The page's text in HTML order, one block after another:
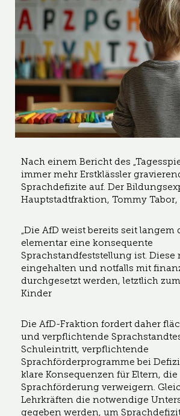
Nach einem Bericht des
immer mehr Erstklässler
Sprachdefizite auf. Der
Hauptstadtfraktion, Tommy Tabor,
„Die AfD weist bereits seit
elementar eine konsequente
Sprachstandfeststellung ist. Diese
eingehalten und notfalls mit
durchgesetzt werden, letztlich
Kinder
Die AfD-Fraktion fordert daher
und verpflichtende
Schuleintritt, verpflichtende
Sprachförderprogramme bei
klare Konsequenzen für Eltern, die
Sprachförderung verweigern.
Lehrkräften die notwendige
gegeben werden, um